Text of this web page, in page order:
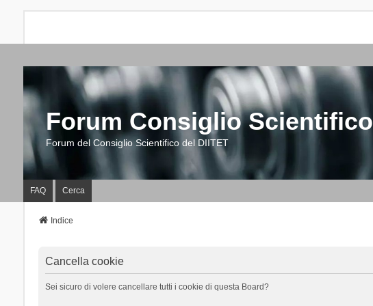
Forum Consiglio Scientifico
Forum del Consiglio Scientifico del DIITET
FAQ Cerca
Indice
Cancella cookie
Sei sicuro di volere cancellare tutti i cookie di questa Board?